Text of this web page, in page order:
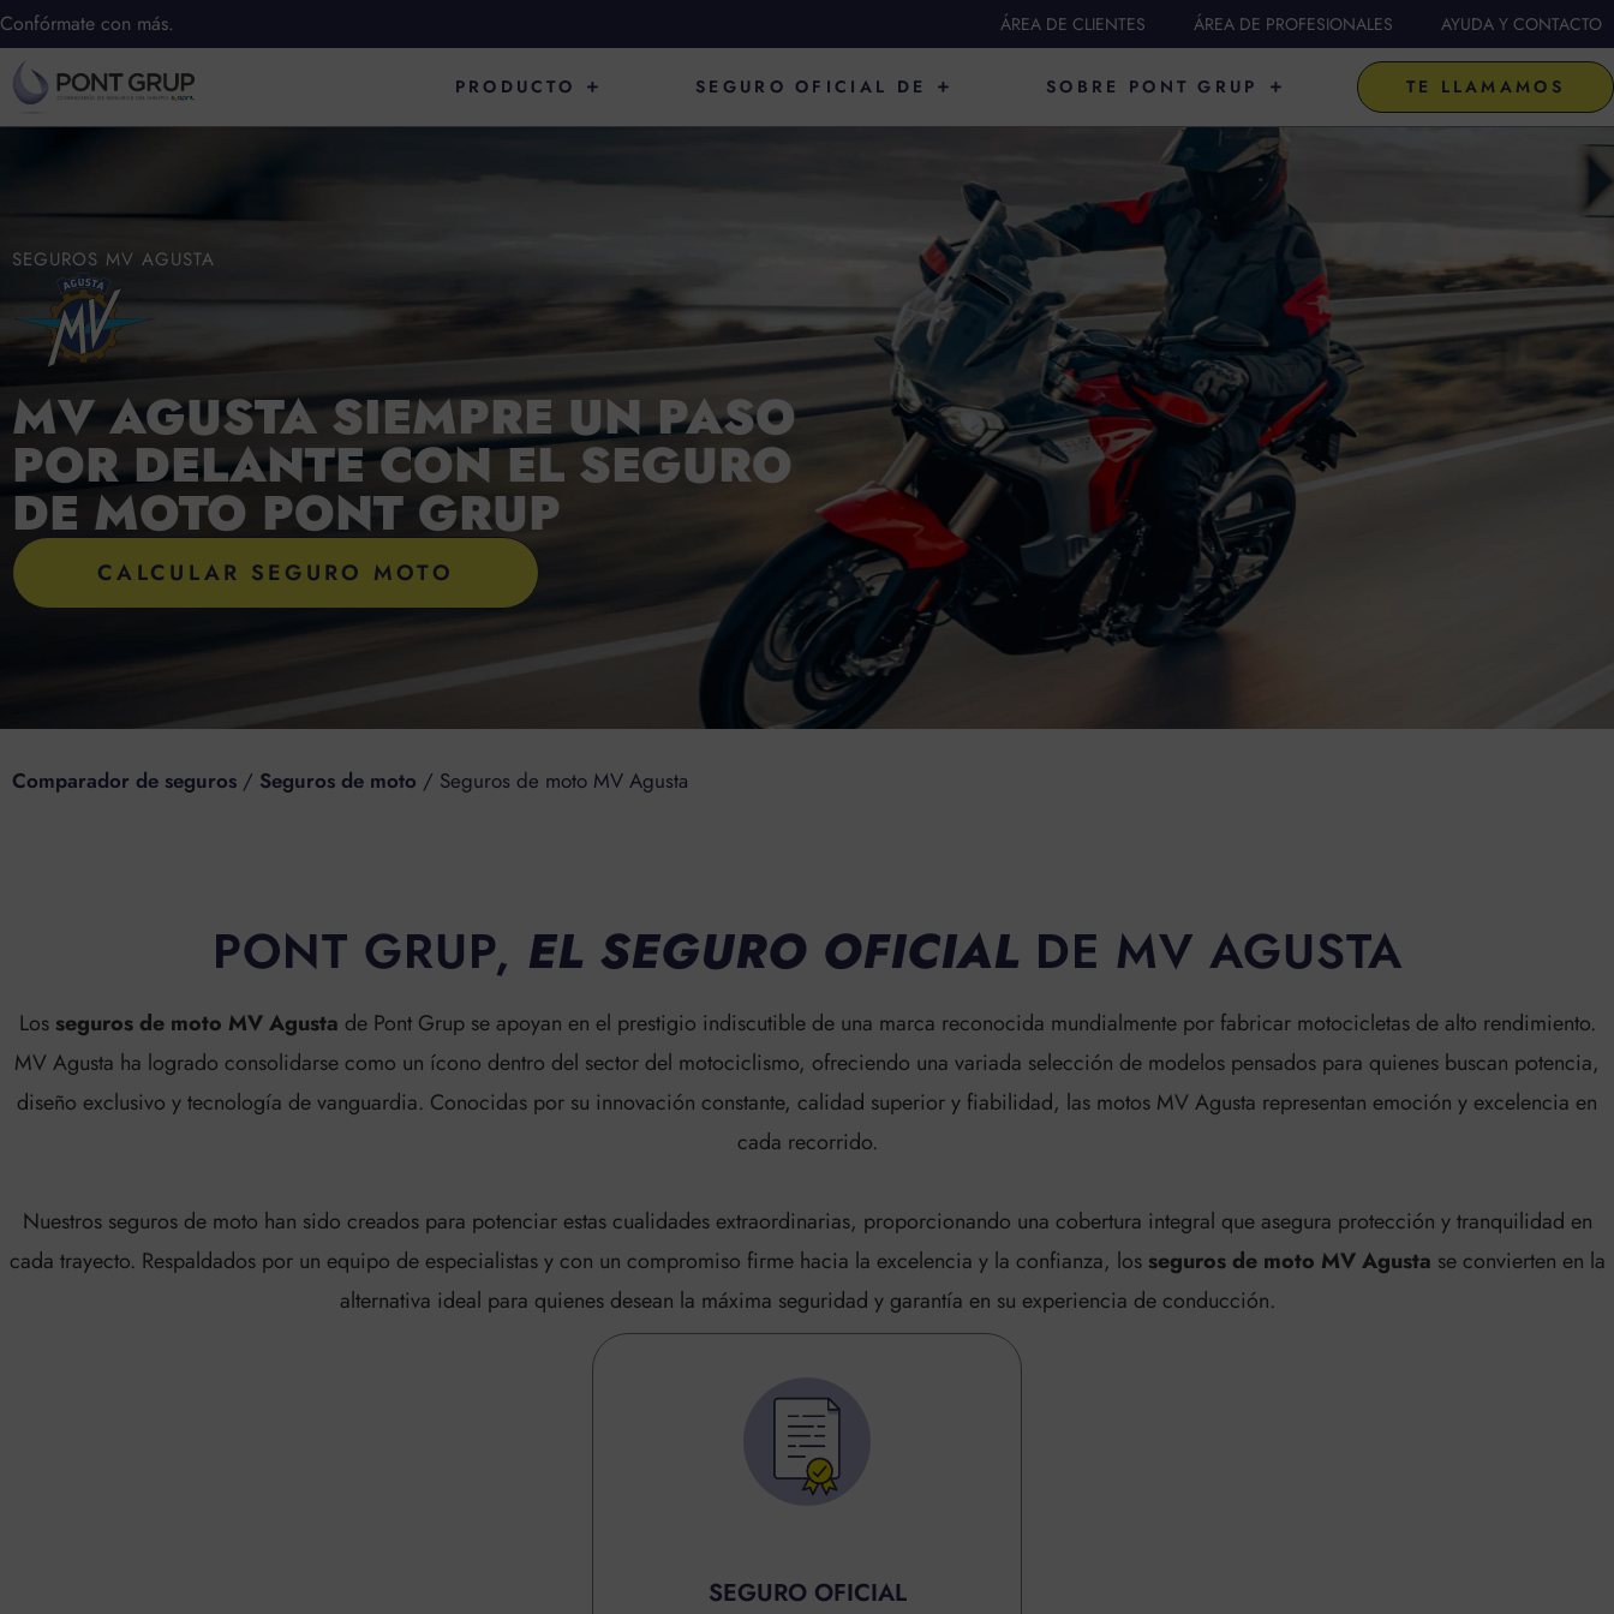
Ir
al
contenido
Confórmate con más. ÁREA DE CLIENTES ÁREA DE PROFESIONALES AYUDA Y CONTACTO
PRODUCTO ABRIR PRODUCTOSEGURO OFICIAL DE ABRIR SEGURO OFICIAL DE
SOBRE PONT GRUP ABRIR SOBRE PONT GRUP
TE LLAMAMOS
SEGUROS MV AGUSTA
MV AGUSTA SIEMPRE UN PASO
POR DELANTE CON EL SEGURO
DE MOTO PONT GRUP
CALCULAR SEGURO MOTO
Comparador de seguros / Seguros de moto / Seguros de moto MV Agusta
PONT GRUP, EL SEGURO OFICIAL DE MV AGUSTA
Losseguros de moto MV Agusta de Pont Grup se apoyan en el prestigio indiscutible de una marca reconocida mundialmente por fabricar motocicletas de alto rendimiento.
MV Agusta ha logrado consolidarse como un ícono dentro del sector del motociclismo, ofreciendo una variada selección de modelos pensados para quienes buscan potencia,
diseño exclusivo y tecnología de vanguardia. Conocidas por su innovación constante, calidad superior y fiabilidad, las motos MV Agusta representan emoción y excelencia en
cada recorrido.
Nuestros seguros de moto han sido creados para potenciar estas cualidades extraordinarias, proporcionando una cobertura integral que asegura protección y tranquilidad en
cada trayecto. Respaldados por un equipo de especialistas y con un compromiso firme hacia la excelencia y la confianza, losseguros de moto MV Agusta se convierten en la
alternativa ideal para quienes desean la máxima seguridad y garantía en su experiencia de conducción.
SEGURO OFICIAL